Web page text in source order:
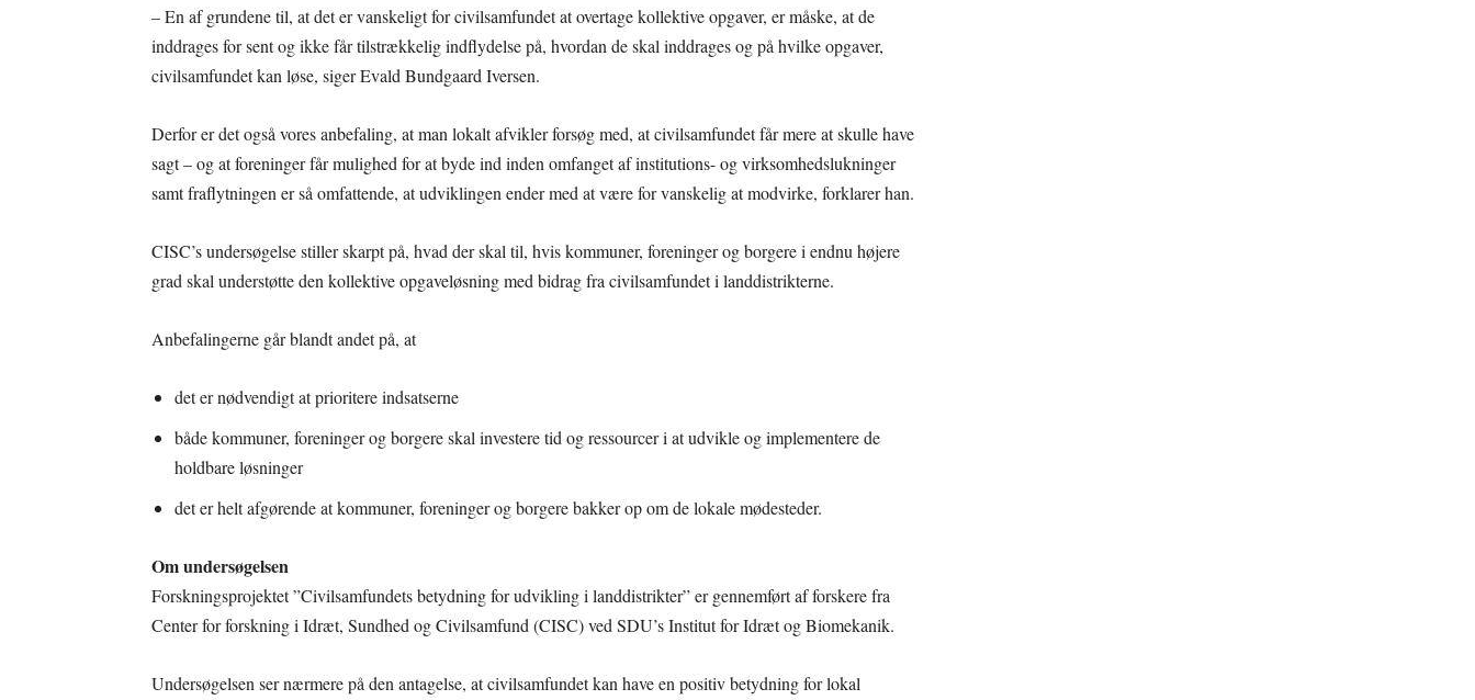
– En af grundene til, at det er vanskeligt for civilsamfundet at overtage kollektive opgaver, er måske, at de
inddrages for sent og ikke får tilstrækkelig indflydelse på, hvordan de skal inddrages og på hvilke opgaver,
civilsamfundet kan løse, siger Evald Bundgaard Iversen.
Derfor er det også vores anbefaling, at man lokalt afvikler forsøg med, at civilsamfundet får mere at skulle have
sagt – og at foreninger får mulighed for at byde ind inden omfanget af institutions- og virksomhedslukninger
samt fraflytningen er så omfattende, at udviklingen ender med at være for vanskelig at modvirke, forklarer han.
CISC’s undersøgelse stiller skarpt på, hvad der skal til, hvis kommuner, foreninger og borgere i endnu højere
grad skal understøtte den kollektive opgaveløsning med bidrag fra civilsamfundet i landdistrikterne.
Anbefalingerne går blandt andet på, at
det er nødvendigt at prioritere indsatserne
både kommuner, foreninger og borgere skal investere tid og ressourcer i at udvikle og implementere de
holdbare løsninger
det er helt afgørende at kommuner, foreninger og borgere bakker op om de lokale mødesteder.
Om undersøgelsen
Forskningsprojektet ”Civilsamfundets betydning for udvikling i landdistrikter” er gennemført af forskere fra
Center for forskning i Idræt, Sundhed og Civilsamfund (CISC) ved SDU’s Institut for Idræt og Biomekanik.
Undersøgelsen ser nærmere på den antagelse, at civilsamfundet kan have en positiv betydning for lokal